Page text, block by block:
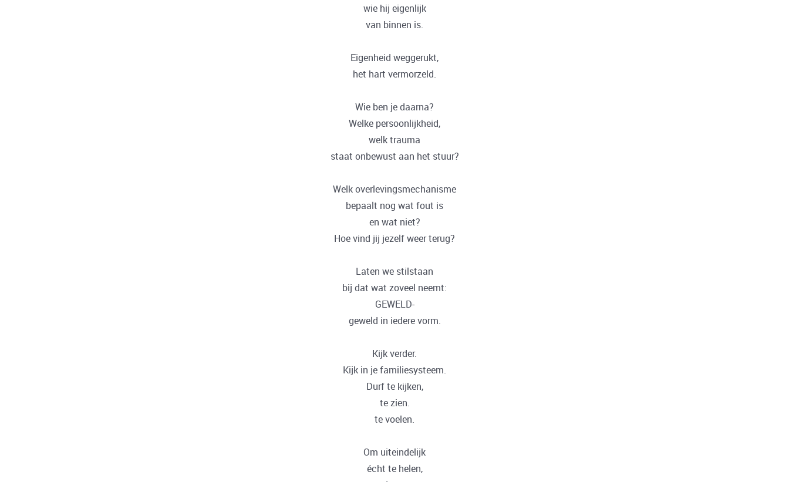
wie hij eigenlijk
van binnen is.
Eigenheid weggerukt,
het hart vermorzeld.
Wie ben je daarna?
Welke persoonlijkheid,
welk trauma
staat onbewust aan het stuur?
Welk overlevingsmechanisme
bepaalt nog wat fout is
en wat niet?
Hoe vind jij jezelf weer terug?
Laten we stilstaan
bij dat wat zoveel neemt:
GEWELD-
geweld in iedere vorm.
Kijk verder.
Kijk in je familiesysteem.
Durf te kijken,
te zien.
te voelen.
Om uiteindelijk
écht te helen,